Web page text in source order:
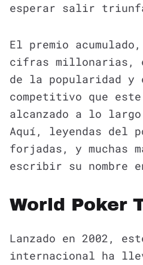
esperar salir
El premio
cifras millonarias,
de la popularidad
competitivo que
alcanzado a lo
Aquí, leyendas del
forjadas, y muchas
escribir su nombre
World Poker
Lanzado en 2002,
internacional ha